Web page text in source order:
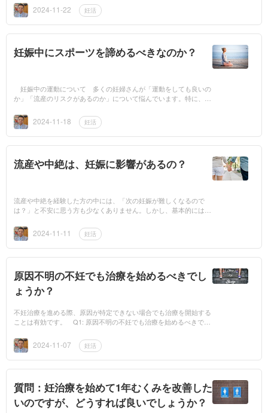
か？あるいは、これか...
2024-11-22 妊活
妊娠中にスポーツを諦めるべきなのか？
妊娠中の運動について 多くの妊婦さんが「運動をしても良いの
か」「流産のリスクがあるのか」について悩んでいます。特に、妊
が分かれることが...
2024-11-18 妊活
流産や中絶は、妊娠に影響があるの？
流産や中絶を経験した方の中には、「次の妊娠が難しくなるので
は？」と不安に思う方も少なくありません。しかし、基本的には流
や中絶が妊娠に...
2024-11-11 妊活
原因不明の不妊でも治療を始めるべきでし
ょうか？
不妊治療を進める際、原因が特定できない場合でも治療を開始する
ことは有効です。 Q1: 原因不明の不妊でも治療を始めるべきでし
始すること...2024-11-07 妊活
質問：妊治療を始めて1年むくみを改善した
いのですが、どうすれば良いでしょうか？